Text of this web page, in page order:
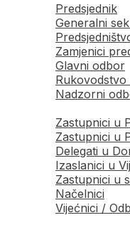
Predsjednik
Generalni
Zamjenici
Glavni odbor
Nadzorni
Zastupnici u
Zastupnici u
Delegati u
Izaslanici u
Zastupnici u
Načelnici
Vijećnici /